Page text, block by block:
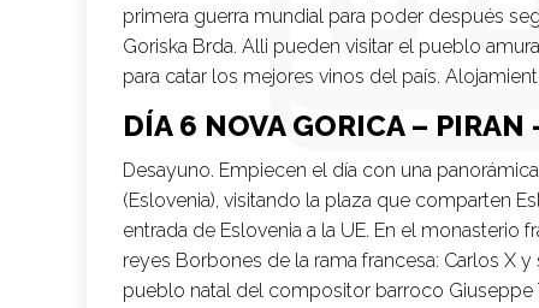
primera guerra mundial para poder después
Goriska Brda. Alli pueden visitar el pueblo
para catar los mejores vinos del país.
DÍA 6 NOVA GORICA – PIRAN
Desayuno. Empiecen el día con una
(Eslovenia), visitando la plaza que comparten
entrada de Eslovenia a la UE. En el
reyes Borbones de la rama francesa: Carlos X
pueblo natal del compositor barroco Giuseppe